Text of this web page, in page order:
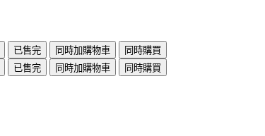
已售完 同時加購物車
同時購買
已售完 同時加購物車 同時購買